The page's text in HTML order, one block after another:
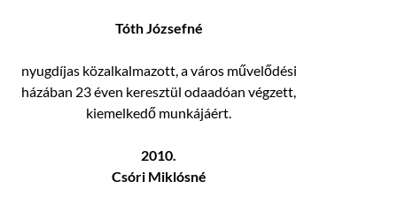
Tóth Józsefné
nyugdíjas közalkalmazott, a város művelődési
házában 23 éven keresztül odaadóan végzett,
kiemelkedő munkájáért.
2010.
Csóri Miklósné